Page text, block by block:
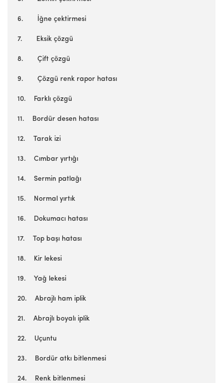
6. İğne çektirmesi
7. Eksik çözgü
8. Çift çözgü
9. Çözgü renk rapor hatası
10. Farklı çözgü
11. Bordür desen hatası
12. Tarak izi
13. Cımbar yırtığı
14. Sermin patlağı
15. Normal yırtık
16. Dokumacı hatası
17. Top başı hatası
18. Kir lekesi
19. Yağ lekesi
20. Abrajlı ham iplik
21. Abrajlı boyalı iplik
22. Uçuntu
23. Bordür atkı bitlenmesi
24. Renk bitlenmesi